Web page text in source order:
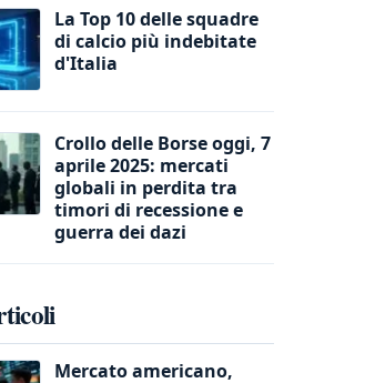
La Top 10 delle squadre
di calcio più indebitate
d'Italia
Crollo delle Borse oggi, 7
aprile 2025: mercati
globali in perdita tra
timori di recessione e
guerra dei dazi
Mercato americano,